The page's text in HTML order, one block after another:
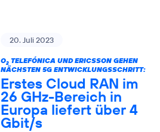
20. Juli 2023
O2TELEFÓNICA UND ERICSSON GEHEN
NÄCHSTEN 5G ENTWICKLUNGSSCHRITT:
Erstes Cloud RAN im
26 GHz-Bereich in
Europa liefert über 4
Gbit/s